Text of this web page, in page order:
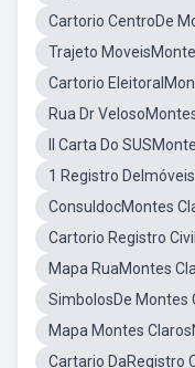
Cartorio CentroDe
Trajeto
Cartorio
Rua Dr
II Carta Do
1 Registro
ConsuldocMontes
Cartorio Registro
Mapa RuaMontes
SimbolosDe Montes
Mapa Montes
Cartario DaRegistro